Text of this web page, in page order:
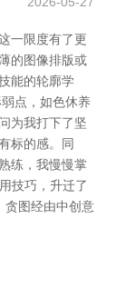
一限度有了更
的图像排版或
能的轮廓学
点，如色休养
为我打下了坚
标的感。同
练，我慢慢掌
技巧，升迁了
贪图经由中创意